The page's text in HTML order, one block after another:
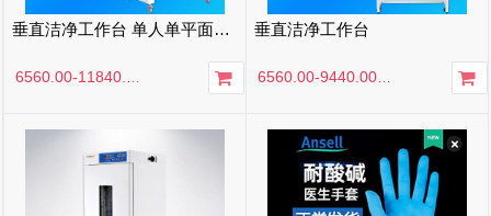
垂直洁净工作台 单人单平面水平净化工作台 双人单平面
6560.00-11840.00
垂直洁净工作台
6560.00-9440.00
元